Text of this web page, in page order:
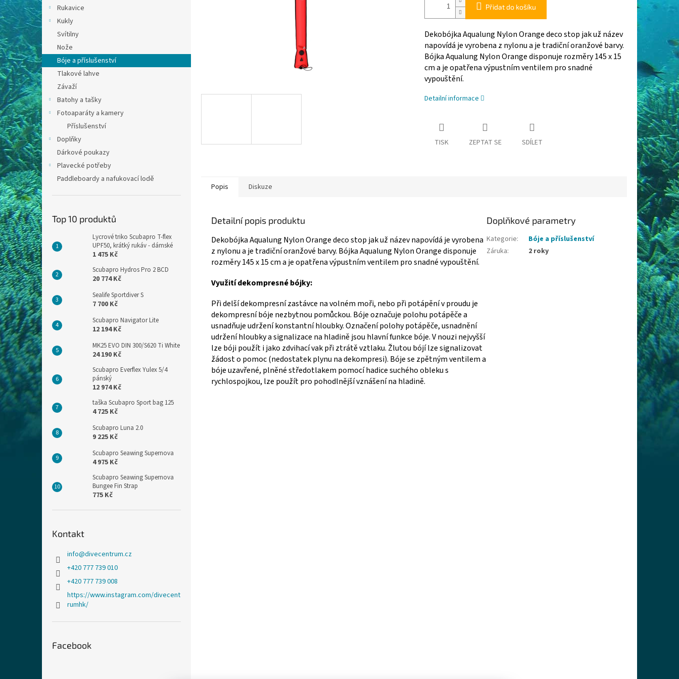
n
e
l
Rukavice
Kukly
Svítilny
Nože
Bóje a příslušenství
Tlakové lahve
Závaží
Batohy a tašky
Fotoaparáty a kamery
Příslušenství
Doplňky
Dárkové poukazy
Plavecké potřeby
Paddleboardy a nafukovací lodě
Top 10 produktů
Lycrové triko Scubapro T-flex
UPF50, krátký rukáv - dámské
1 475 Kč
Scubapro Hydros Pro 2 BCD
20 774 Kč
Sealife Sportdiver S
7 700 Kč
Scubapro Navigator Lite
12 194 Kč
MK25 EVO DIN 300/S620 Ti White
24 190 Kč
Scubapro Everflex Yulex 5/4
pánský
12 974 Kč
taška Scubapro Sport bag 125
4 725 Kč
Scubapro Luna 2.0
9 225 Kč
Scubapro Seawing Supernova
4 975 Kč
Scubapro Seawing Supernova
Bungee Fin Strap
775 Kč
Kontakt
info@divecentrum.cz
+420 777 739 010
+420 777 739 008
https://www.instagram.com/divecent
rumhk/
Facebook
Přidat do košíku
Dekobójka Aqualung Nylon Orange deco stop jak už název
napovídá je vyrobena z nylonu a je tradiční oranžové barvy.
Bójka Aqualung Nylon Orange disponuje rozměry 145 x 15
cm a je opatřena výpustním ventilem pro snadné
vypouštění.
Detailní informace
TISK ZEPTAT SE SDÍLET
Popis Diskuze
Detailní popis produktu
Dekobójka Aqualung Nylon Orange deco stop jak už název napovídá je vyrobena
z nylonu a je tradiční oranžové barvy. Bójka Aqualung Nylon Orange disponuje
rozměry 145 x 15 cm a je opatřena výpustním ventilem pro snadné vypouštění.
Využití dekompresné bójky:
Při delší dekompresní zastávce na volném moři, nebo při potápění v proudu je
dekompresní bóje nezbytnou pomůckou. Bóje označuje polohu potápěče a
usnadňuje udržení konstantní hloubky. Označení polohy potápěče, usnadnění
udržení hloubky a signalizace na hladině jsou hlavní funkce bóje. V nouzi nejvyšší
lze bóji použít i jako zdvihací vak při ztrátě vztlaku. Žlutou bójí lze signalizovat
žádost o pomoc (nedostatek plynu na dekompresi). Bóje se zpětným ventilem a
bóje uzavřené, plněné středotlakem pomocí hadice suchého obleku s
rychlospojkou, lze použít pro pohodlnější vznášení na hladině.
Doplňkové parametry
Kategorie:
Bóje a příslušenství
Záruka: 2 roky